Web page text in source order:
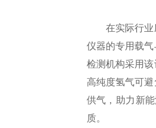
在实际行业应
仪器的专用载
检测机构采用
高纯度氢气可
供气，助力新
质。